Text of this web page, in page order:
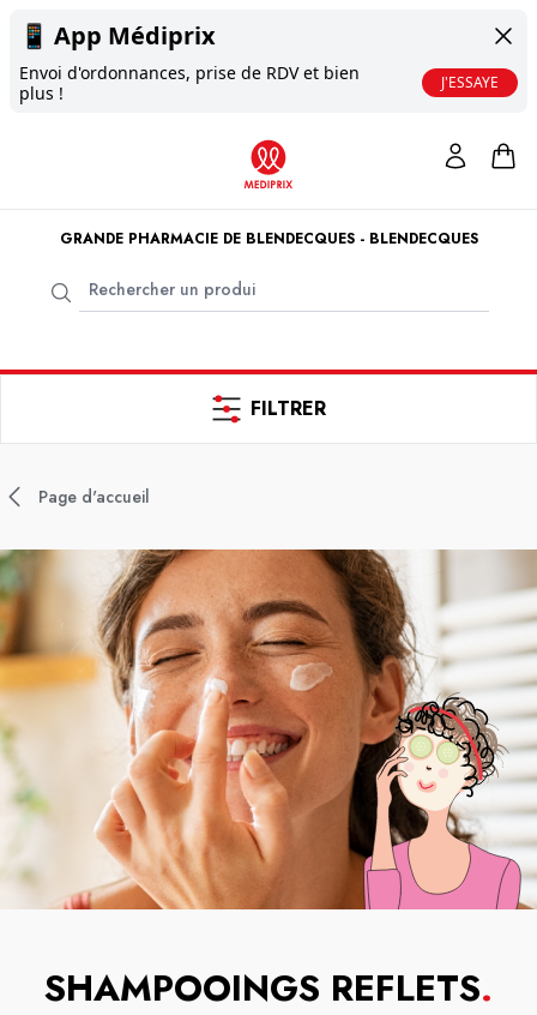
📱 App Médiprix
Envoi d'ordonnances, prise de RDV et bien
plus !
J'ESSAYE
GRANDE PHARMACIE DE BLENDECQUES - BLENDECQUES
FILTRER
Page d'accueil
SHAMPOOINGS REFLETS.